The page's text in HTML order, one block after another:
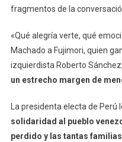
fragmentos de la
«Qué alegría verte, qué
Machado a Fujimori, quien
izquierdista Roberto Sánchez,
un estrecho margen de
La presidenta electa de Perú
solidaridad al pueblo
perdido y las tantas